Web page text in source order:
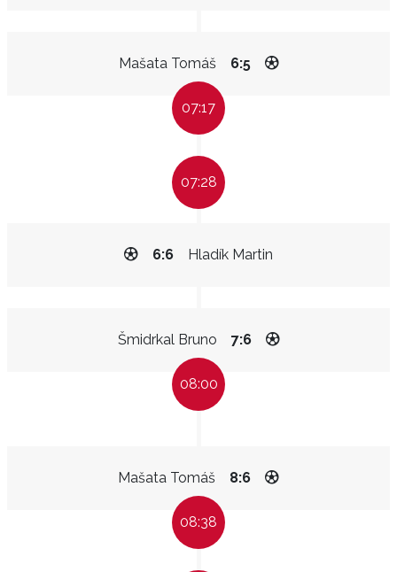
Mašata Tomáš 6:5
07:17
07:28
Hladík Martin
6:6
Šmidrkal Bruno 7:6
08:00
Mašata Tomáš 8:6
08:38